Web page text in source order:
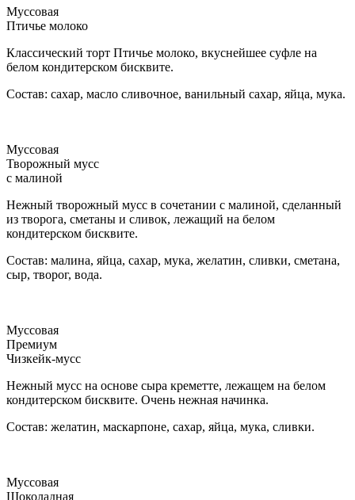
Муссовая
Птичье молоко
Классический торт Птичье молоко, вкуснейшее суфле на
белом кондитерском бисквите.
Состав: сахар, масло сливочное, ванильный сахар, яйца, мука.
Муссовая
Творожный мусс
с малиной
Нежный творожный мусс в сочетании с малиной, сделанный
из творога, сметаны и сливок, лежащий на белом
кондитерском бисквите.
Состав: малина, яйца, сахар, мука, желатин, сливки, сметана,
сыр, творог, вода.
Муссовая
Премиум
Чизкейк-мусс
Нежный мусс на основе сыра креметте, лежащем на белом
кондитерском бисквите. Очень нежная начинка.
Состав: желатин, маскарпоне, сахар, яйца, мука, сливки.
Муссовая
Шоколадная